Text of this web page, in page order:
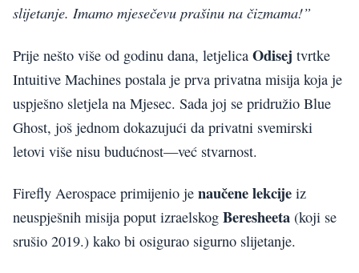
slijetanje. Imamo mjesečevu prašinu na čizmama!”
Prije nešto više od godinu dana, letjelica Odisej tvrtke
Intuitive Machines postala je prva privatna misija koja je
uspješno sletjela na Mjesec. Sada joj se pridružio Blue
Ghost, još jednom dokazujući da privatni svemirski
letovi više nisu budućnost—već stvarnost.
Firefly Aerospace primijenio je naučene lekcije iz
neuspješnih misija poput izraelskog Beresheeta (koji se
srušio 2019.) kako bi osigurao sigurno slijetanje.